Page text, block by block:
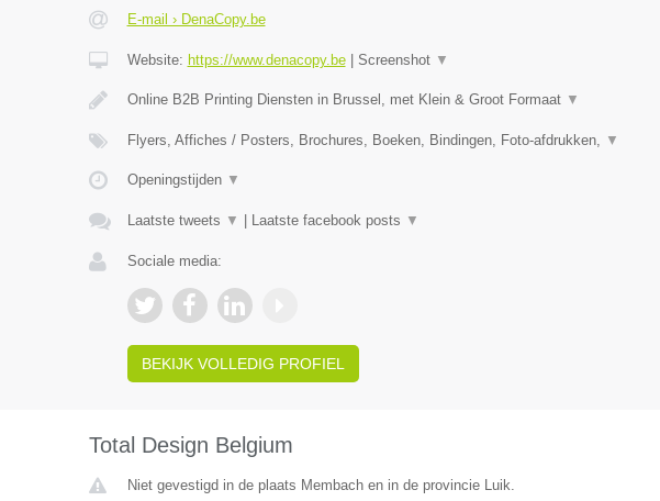
E-mail › DenaCopy.be
Website: https://www.denacopy.be| Screenshot ▼
Online B2B Printing Diensten in Brussel, met Klein & Groot Formaat ▼
Flyers, Affiches / Posters, Brochures, Boeken, Bindingen, Foto-afdrukken, ▼
Openingstijden ▼
Laatste tweets ▼ Laatste facebook posts ▼
Sociale media:
BEKIJK VOLLEDIG PROFIEL
Total Design Belgium
Niet gevestigd in de plaats Membach en in de provincie Luik.